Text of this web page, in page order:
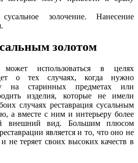
сусальное золочение. Нанесение
золотом
может использоваться в целях
о тех случаях, когда нужно
на старинных предметах или
изделия, которые не имели
случаях реставрация сусальным
а вместе с ним и интерьеру более
внешний вид. Большим плюсом
является и то, что оно не
не теряет своих высоких качеств в